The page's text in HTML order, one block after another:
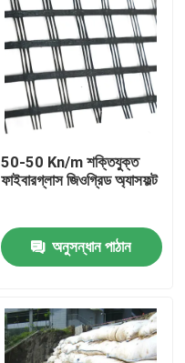
50-50 Kn/m শক্তিযুক্ত
ফাইবারগ্লাস জিওগ্রিড অ্যাসফল্ট
অনুসন্ধান পাঠান